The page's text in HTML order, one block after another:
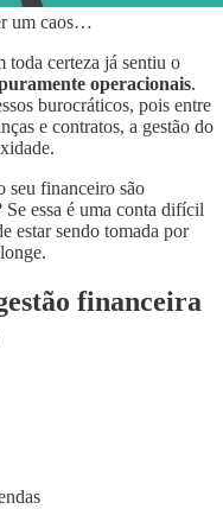
um caos…
toda certeza já sentiu o
operacionais.
burocráticos, pois entre
e contratos, a gestão do
seu financeiro são
Se essa é uma conta difícil
estar sendo tomada por
financeira